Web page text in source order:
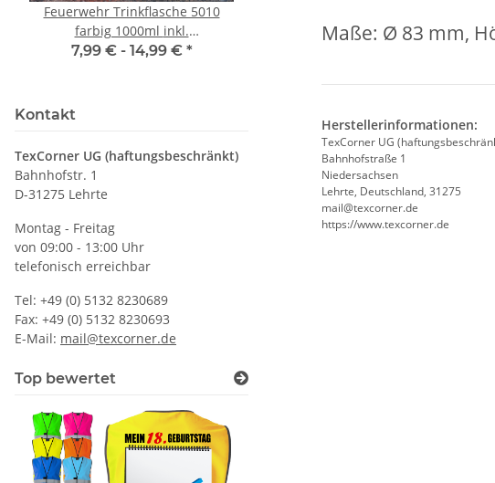
Maße: Ø 83 mm,
Herstellerinformationen:
TexCorner UG
Bahnhofstraße 1
Niedersachsen
Lehrte, Deutschland, 31275
mail@texcorner.de
https://www.texcorner.de
Feuerwehr Trinkflasche 5010
farbig 1000ml inkl.
Wunschnamen
7,99 € - 14,99 € *
Premium B&C Inspire #190
Kontakt
TexCorner UG (haftungsbeschränkt)
Bahnhofstr. 1
D-31275 Lehrte
Montag - Freitag
von 09:00 - 13:00 Uhr
telefonisch erreichbar
Tel: +49 (0) 5132 8230689
Fax: +49 (0) 5132 8230693
E-Mail: mail@texcorner.de
Top bewertet